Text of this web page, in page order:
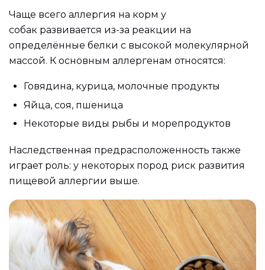
Чаще всего аллергия на корм у
собак развивается из-за реакции на
определённые белки с высокой молекулярной
массой. К основным аллергенам относятся:
Говядина, курица, молочные продукты
Яйца, соя, пшеница
Некоторые виды рыбы и морепродуктов
Наследственная предрасположенность также
играет роль: у некоторых пород риск развития
пищевой аллергии выше.